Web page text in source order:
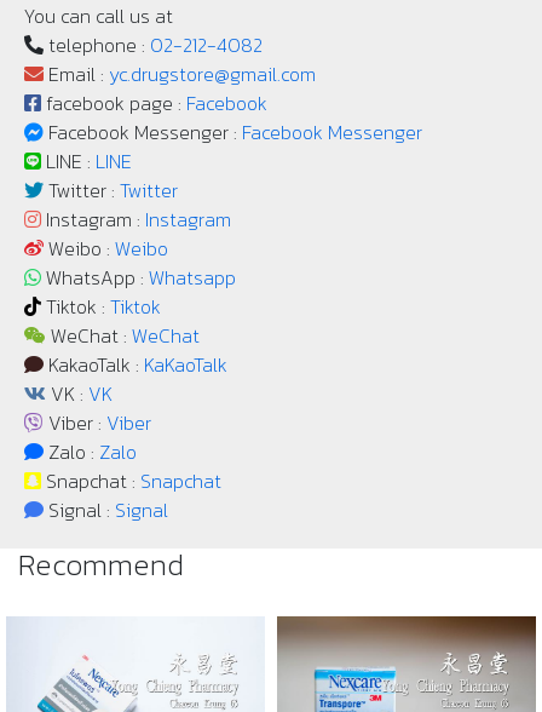
You can call us at
telephone : 02-212-4082
Email : yc.drugstore@gmail.com
facebook page : Facebook
Facebook Messenger : Facebook Messenger
LINE : LINE
Twitter : Twitter
Instagram : Instagram
Weibo : Weibo
WhatsApp : Whatsapp
Tiktok : Tiktok
WeChat : WeChat
KakaoTalk : KaKaoTalk
VK : VK
Viber : Viber
Zalo : Zalo
Snapchat : Snapchat
Signal : Signal
Recommend